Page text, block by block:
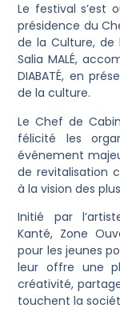
Le festival s’est
présidence du
de la Culture, de
Salia MALÉ,
DIABATÉ, en
de la culture.
Le Chef de
félicité les
événement
de revitalisation
à la vision des
Initié par
Kanté, Zone
pour les jeunes
leur offre une
créativité,
touchent la